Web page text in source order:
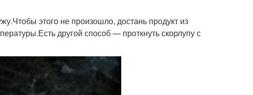
этого не произошло, достань продукт из
другой способ — проткнуть скорлупу с